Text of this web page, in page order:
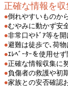
正確な情報を収
●倒れやすいものか
●むやみに動かず安
●非常口やﾄﾞｱ等を
●避難は徒歩で､荷
●ｴﾚﾍﾞｰﾀｰを使用せ
●正確な情報収集に
●負傷者の救護や初
●家族との安否確認